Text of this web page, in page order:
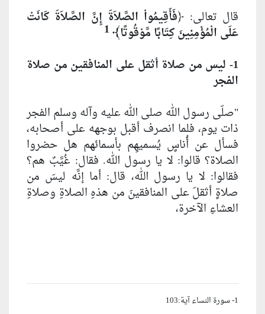
قال تعالى: ﴿فَأَقِيمُواْ الصَّلاَةَ إِنَّ الصَّلاَةَ كَانَتْ
عَلَى الْمُؤْمِنِينَ كِتَابًا مَّوْقُوتًا﴾1
1- ليس من صلاة أثقل على المنافقين من صلاة
الفجر
"صلّى رسول الله صلى الله عليه وآله وسلم الفجر
ذات يوم، فلما انصرف أقبل بوجهه على أصحابه،
فسأل عن أُناسٍ يُسميهِم بأسمائهم هل حضروا
الصلاة؟ قالوا: لا يا رسول الله. فقال: غُيَّبٌ هم؟
فقالوا: لا يا رسول الله، قال: أما إنَّه ليسَ من
صلاةٍ أثقلَ على المنافقينَ من هذهِ الصلاةِ وصلاةِ
العشاءِ الآخرة،
1- سورة النساء آية:103